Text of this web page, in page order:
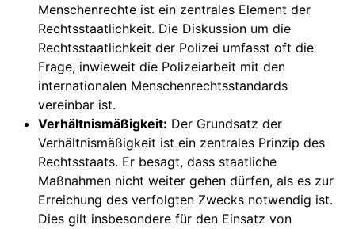
Menschenrechte ist ein zentrales Element der
Rechtsstaatlichkeit. Die Diskussion um die
Rechtsstaatlichkeit der Polizei umfasst oft die
Frage, inwieweit die Polizeiarbeit mit den
internationalen Menschenrechtsstandards
vereinbar ist.
Verhältnismäßigkeit: Der Grundsatz der
Verhältnismäßigkeit ist ein zentrales Prinzip des
Rechtsstaats. Er besagt, dass staatliche
Maßnahmen nicht weiter gehen dürfen, als es zur
Erreichung des verfolgten Zwecks notwendig ist.
Dies gilt insbesondere für den Einsatz von